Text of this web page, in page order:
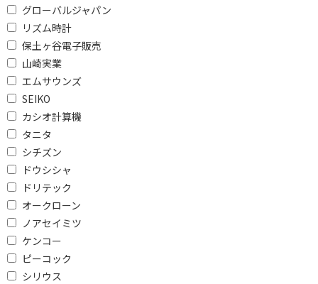
グローバルジャパン
リズム時計
保土ヶ谷電子販売
山崎実業
エムサウンズ
SEIKO
カシオ計算機
タニタ
シチズン
ドウシシャ
ドリテック
オークローン
ノアセイミツ
ケンコー
ピーコック
シリウス